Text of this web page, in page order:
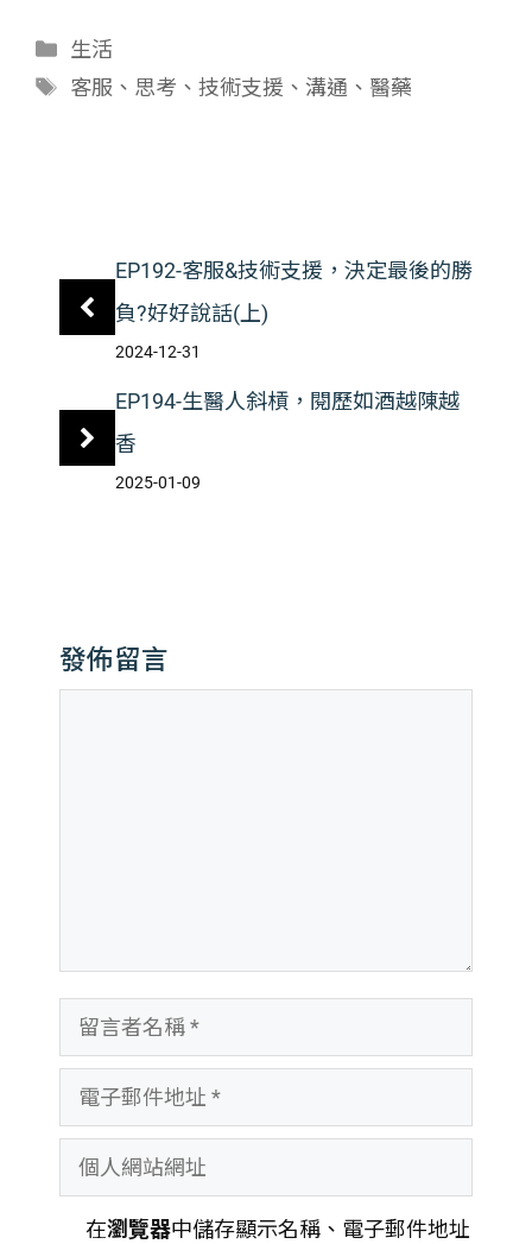
分
類
生活
標
客服 、 思考 、 技術支援 、 溝通 、 醫藥
EP192-客服&技術支援，決定最後的勝
負?好好說話(上)
2024-12-31
EP194-生醫人斜槓，閱歷如酒越陳越
香
2025-01-09
發佈留言
言
名
子
郵
人
在瀏覽器中儲存顯示名稱、電子郵件地址